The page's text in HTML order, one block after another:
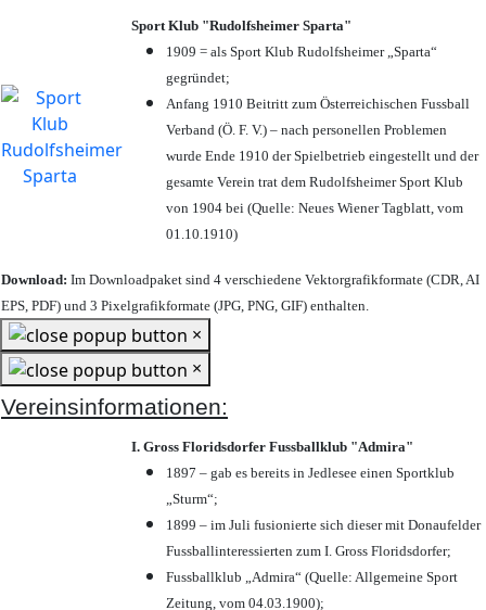
Sport Klub "Rudolfsheimer Sparta"
1909 = als Sport Klub Rudolfsheimer „Sparta“
gegründet;
Anfang 1910 Beitritt zum Österreichischen Fussball
Verband (Ö. F. V.) – nach personellen Problemen
wurde Ende 1910 der Spielbetrieb eingestellt und der
gesamte Verein trat dem Rudolfsheimer Sport Klub
von 1904 bei (Quelle: Neues Wiener Tagblatt, vom
01.10.1910)
Download: Im Downloadpaket sind 4 verschiedene Vektorgrafikformate (CDR, AI
EPS, PDF) und 3 Pixelgrafikformate (JPG, PNG, GIF) enthalten.
×
×
Vereinsinformationen:
I. Gross Floridsdorfer Fussballklub "Admira"
1897 – gab es bereits in Jedlesee einen Sportklub
„Sturm“;
1899 – im Juli fusionierte sich dieser mit Donaufelder
Fussballinteressierten zum I. Gross Floridsdorfer;
Fussballklub „Admira“ (Quelle: Allgemeine Sport
Zeitung, vom 04.03.1900);